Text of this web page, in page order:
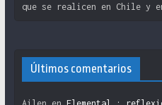
que se realicen en Chile y
Últimos comentarios